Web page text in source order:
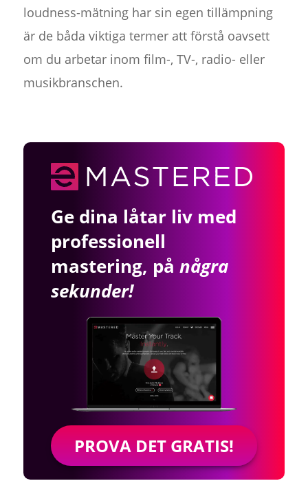
loudness-mätning har sin egen tillämpning
är de båda viktiga termer att förstå oavsett
om du arbetar inom film-, TV-, radio- eller
musikbranschen.
Ge dina låtar liv med
professionell
mastering, på några
sekunder!
PROVA DET GRATIS!